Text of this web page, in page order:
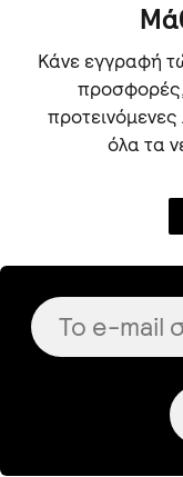
Κάνε εγγραφή
όλα τα